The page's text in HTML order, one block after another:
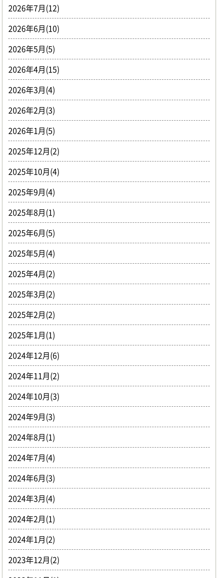
2026年7月(12)
2026年6月(10)
2026年5月(5)
2026年4月(15)
2026年3月(4)
2026年2月(3)
2026年1月(5)
2025年12月(2)
2025年10月(4)
2025年9月(4)
2025年8月(1)
2025年6月(5)
2025年5月(4)
2025年4月(2)
2025年3月(2)
2025年2月(2)
2025年1月(1)
2024年12月(6)
2024年11月(2)
2024年10月(3)
2024年9月(3)
2024年8月(1)
2024年7月(4)
2024年6月(3)
2024年3月(4)
2024年2月(1)
2024年1月(2)
2023年12月(2)